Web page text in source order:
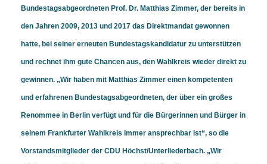
Bundestagsabgeordneten Prof. Dr. Matthias Zimmer, der bereits in
den Jahren 2009, 2013 und 2017 das Direktmandat gewonnen
hatte, bei seiner erneuten Bundestagskandidatur zu unterstützen
und rechnet ihm gute Chancen aus, den Wahlkreis wieder direkt zu
gewinnen. „Wir haben mit Matthias Zimmer einen kompetenten
und erfahrenen Bundestagsabgeordneten, der über ein großes
Renommee in Berlin verfügt und für die Bürgerinnen und Bürger in
seinem Frankfurter Wahlkreis immer ansprechbar ist“, so die
Vorstandsmitglieder der CDU Höchst/Unterliederbach. „Wir